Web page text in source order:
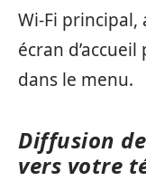
Wi-Fi principal,
écran
dans le menu.
Diffusion
vers votre